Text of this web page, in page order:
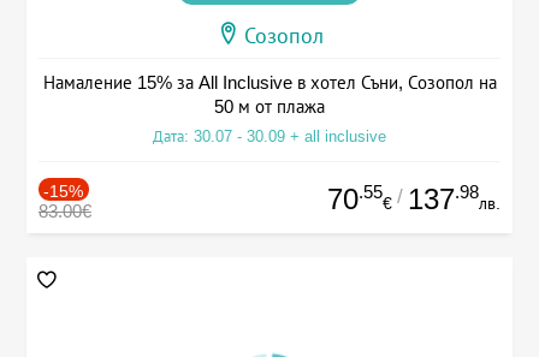
Созопол
Намаление 15% за All Inclusive в хотел Съни, Созопол на
50 м от плажа
Дата: 30.07 - 30.09 + all inclusive
-15%
83.00€ 70.55
€ / 137.98
лв.